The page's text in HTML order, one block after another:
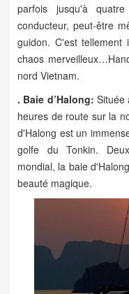
parfois jusqu'à
conducteur, peut-être
guidon. C'est
chaos
nord Vietnam.
. Baie d’Halong: Située
heures de route sur la
d'Halong est un
golfe du Tonkin.
mondial, la baie
beauté magique.